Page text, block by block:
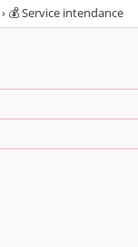
› 💰 Service intendance